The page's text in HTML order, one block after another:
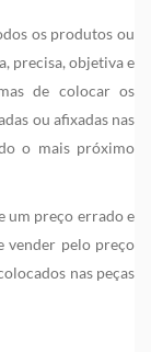
os produtos ou
precisa, objetiva e
de colocar os
ou afixadas nas
o mais próximo
um preço errado e
vender pelo preço
nas peças